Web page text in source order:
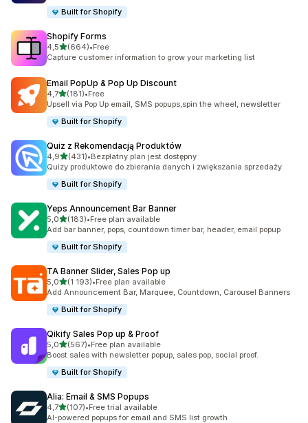
Built for Shopify
Shopify Forms
4,5na 5 gwiazdek
(664)
Łączna liczba recenzji: 664
•Free
Capture customer information to grow your marketing list
Email PopUp & Pop Up Discount
4,7na 5 gwiazdek
(181)
Łączna liczba recenzji: 181
•Free
Upsell via Pop Up email, SMS popups,spin the wheel, newsletter
Built for Shopify
Quiz z Rekomendacją Produktów
4,9na 5 gwiazdek
(431)
Łączna liczba recenzji: 431
•Bezpłatny plan jest dostępny
Quizy produktowe do zbierania danych i zwiększania sprzedaży
Built for Shopify
Yeps Announcement Bar Banner
5,0na 5 gwiazdek
(183)
Łączna liczba recenzji: 183
•Free plan available
Add bar banner, pops, countdown timer bar, header, email popup
Built for Shopify
TA Banner Slider, Sales Pop up
5,0na 5 gwiazdek
(1 193)
Łączna liczba recenzji: 1193
•Free plan available
Add Announcement Bar, Marquee, Countdown, Carousel Banners
Built for Shopify
Qikify Sales Pop up & Proof
5,0na 5 gwiazdek
(567)
Łączna liczba recenzji: 567
•Free plan available
Boost sales with newsletter popup, sales pop, social proof.
Built for Shopify
Alia: Email & SMS Popups
4,7na 5 gwiazdek
(107)
Łączna liczba recenzji: 107
•Free trial available
AI-powered popups for email and SMS list growth